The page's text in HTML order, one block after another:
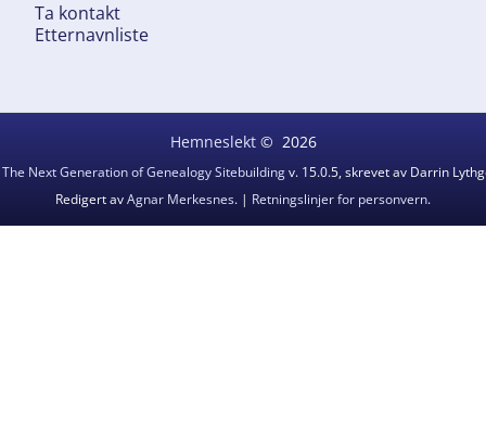
Ta kontakt
Etternavnliste
Hemneslekt© 2026
The Next Generation of Genealogy Sitebuildingv. 15.0.5, skrevet av Darrin
Redigert avAgnar Merkesnes. | Retningslinjer for personvern.